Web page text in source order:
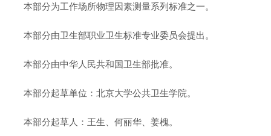
本部分为工作场所物理因素测量系列标准之一。
本部分由卫生部职业卫生标准专业委员会提出。
本部分由中华人民共和国卫生部批准。
本部分起草单位：北京大学公共卫生学院。
本部分起草人：王生、何丽华、姜槐。